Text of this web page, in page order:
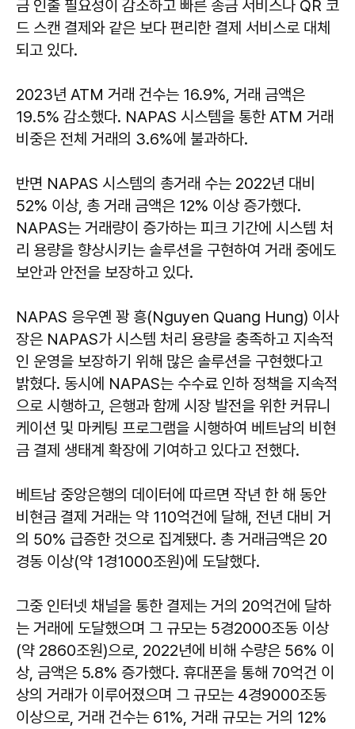
금 인출 필요성이 감소하고 빠른 송금 서비스나 QR 코
드 스캔 결제와 같은 보다 편리한 결제 서비스로 대체
되고 있다.
2023년 ATM 거래 건수는 16.9%, 거래 금액은
19.5% 감소했다. NAPAS 시스템을 통한 ATM 거래
비중은 전체 거래의 3.6%에 불과하다.
반면 NAPAS 시스템의 총거래 수는 2022년 대비
52% 이상, 총 거래 금액은 12% 이상 증가했다.
NAPAS는 거래량이 증가하는 피크 기간에 시스템 처
리 용량을 향상시키는 솔루션을 구현하여 거래 중에도
보안과 안전을 보장하고 있다.
NAPAS 응우옌 꽝 흥(Nguyen Quang Hung) 이사
장은 NAPAS가 시스템 처리 용량을 충족하고 지속적
인 운영을 보장하기 위해 많은 솔루션을 구현했다고
밝혔다. 동시에 NAPAS는 수수료 인하 정책을 지속적
으로 시행하고, 은행과 함께 시장 발전을 위한 커뮤니
케이션 및 마케팅 프로그램을 시행하여 베트남의 비현
금 결제 생태계 확장에 기여하고 있다고 전했다.
베트남 중앙은행의 데이터에 따르면 작년 한 해 동안
비현금 결제 거래는 약 110억건에 달해, 전년 대비 거
의 50% 급증한 것으로 집계됐다. 총 거래금액은 20
경동 이상(약 1경1000조원)에 도달했다.
그중 인터넷 채널을 통한 결제는 거의 20억건에 달하
는 거래에 도달했으며 그 규모는 5경2000조동 이상
(약 2860조원)으로, 2022년에 비해 수량은 56% 이
상, 금액은 5.8% 증가했다. 휴대폰을 통해 70억건 이
상의 거래가 이루어졌으며 그 규모는 4경9000조동
이상으로, 거래 건수는 61%, 거래 규모는 거의 12%